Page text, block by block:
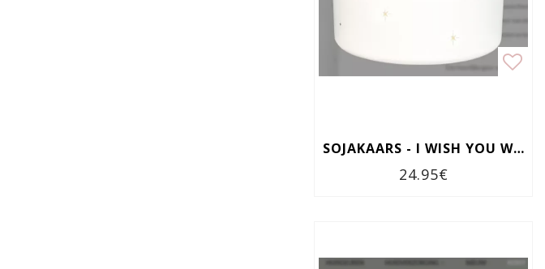
SOJAKAARS - I WISH YOU WONDERFUL TIMES, FULL OF LOVE, GLITTERS AND FUN
24.95€